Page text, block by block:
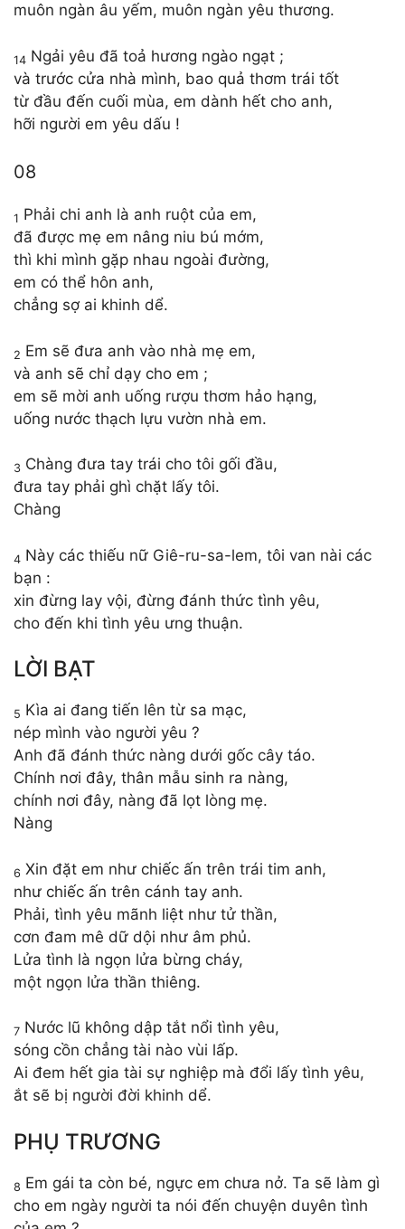
muôn ngàn âu yếm, muôn ngàn yêu thương.
14 Ngải yêu đã toả hương ngào ngạt ;
và trước cửa nhà mình, bao quả thơm trái tốt
từ đầu đến cuối mùa, em dành hết cho anh,
hỡi người em yêu dấu !
08
1 Phải chi anh là anh ruột của em,
đã được mẹ em nâng niu bú mớm,
thì khi mình gặp nhau ngoài đường,
em có thể hôn anh,
chẳng sợ ai khinh dể.
2 Em sẽ đưa anh vào nhà mẹ em,
và anh sẽ chỉ dạy cho em ;
em sẽ mời anh uống rượu thơm hảo hạng,
uống nước thạch lựu vườn nhà em.
3 Chàng đưa tay trái cho tôi gối đầu,
đưa tay phải ghì chặt lấy tôi.
Chàng
4 Này các thiếu nữ Giê-ru-sa-lem, tôi van nài các
bạn :
xin đừng lay vội, đừng đánh thức tình yêu,
cho đến khi tình yêu ưng thuận.
LỜI BẠT
5 Kìa ai đang tiến lên từ sa mạc,
nép mình vào người yêu ?
Anh đã đánh thức nàng dưới gốc cây táo.
Chính nơi đây, thân mẫu sinh ra nàng,
chính nơi đây, nàng đã lọt lòng mẹ.
Nàng
6 Xin đặt em như chiếc ấn trên trái tim anh,
như chiếc ấn trên cánh tay anh.
Phải, tình yêu mãnh liệt như tử thần,
cơn đam mê dữ dội như âm phủ.
Lửa tình là ngọn lửa bừng cháy,
một ngọn lửa thần thiêng.
7 Nước lũ không dập tắt nổi tình yêu,
sóng cồn chẳng tài nào vùi lấp.
Ai đem hết gia tài sự nghiệp mà đổi lấy tình yêu,
ắt sẽ bị người đời khinh dể.
PHỤ TRƯƠNG
8 Em gái ta còn bé, ngực em chưa nở. Ta sẽ làm gì
cho em ngày người ta nói đến chuyện duyên tình